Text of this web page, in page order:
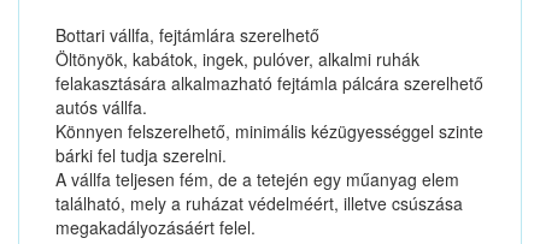
Bottari vállfa, fejtámlára szerelhető
Öltönyök, kabátok, ingek, pulóver, alkalmi ruhák
felakasztására alkalmazható fejtámla pálcára szerelhető
autós vállfa.
Könnyen felszerelhető, minimális kézügyességgel szinte
bárki fel tudja szerelni.
A vállfa teljesen fém, de a tetején egy műanyag elem
található, mely a ruházat védelméért, illetve csúszása
megakadályozásáért felel.